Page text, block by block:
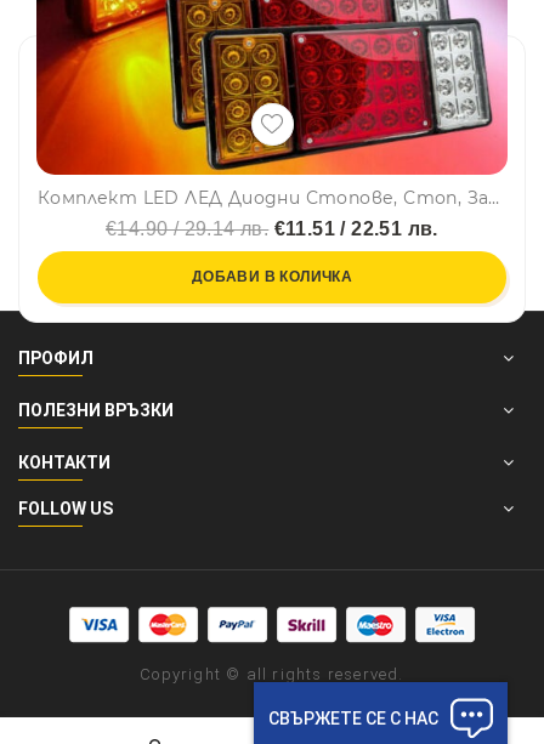
Комплект LED ЛЕД Диодни Стопове, Стоп, Задни светлини с 4 Функции, 12V, 31,5 cm x 13,5 cm Подходящ за ремаркета, каравани, селскостопански превозни ср
€14.90 / 29.14 лв.€11.51 / 22.51 лв.
ДОБАВИ В КОЛИЧКА
ПРОФИЛ
ПОЛЕЗНИ ВРЪЗКИ
КОНТАКТИ
FOLLOW US
Copyright © all rights reserved.
СВЪРЖЕТЕ СЕ С НАС